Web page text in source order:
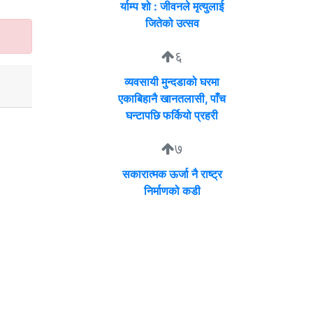
र्याम्प शो : जीवनले मृत्युलाई
जितेको उत्सव
६
व्यवसायी मुन्दडाको घरमा
एकाबिहानै खानतलासी, पाँच
घन्टापछि फर्कियो प्रहरी
७
सकारात्मक ऊर्जा नै राष्ट्र
निर्माणको कडी